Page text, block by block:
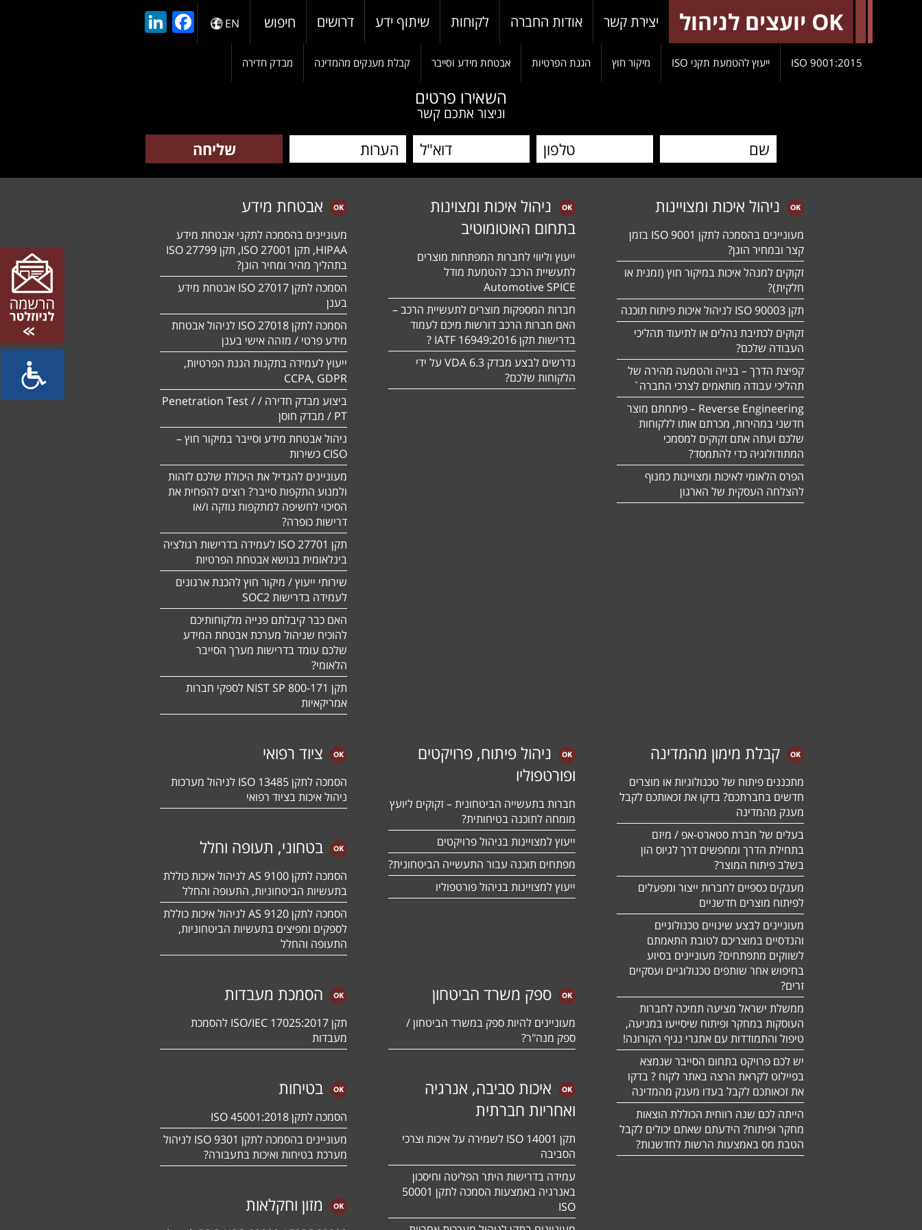
OK יועצים לניהול יצירת קשר אודות החברה לקוחות שיתוף ידע דרושים חיפוש EN
Facebook
9001:2015 ISO ייעוץ להטמעת תקני ISO מיקור חוץ הגנת הפרטיות אבטחת מידע וסייבר קבלת מענקים מהמדינה מבדק חדירה
השאירו פרטים
וניצור אתכם קשר
ניהול איכות ומצויינות
מעוניינים בהסמכה לתקן ISO 9001 בזמן
קצר ובמחיר הוגן?
זקוקים למנהל איכות במיקור חוץ (זמנית או
חלקית)?
תקן ISO 90003 לניהול איכות פיתוח תוכנה
זקוקים לכתיבת נהלים או לתיעוד תהליכי
העבודה שלכם?
קפיצת הדרך – בנייה והטמעה מהירה של
תהליכי עבודה מותאמים לצרכי החברה`
Reverse Engineering – פיתחתם מוצר
חדשני במהירות, מכרתם אותו ללקוחות
שלכם ועתה אתם זקוקים למסמכי
המתודולוגיה כדי להתמסד?
הפרס הלאומי לאיכות ומצויינות כמנוף
להצלחה העסקית של הארגון
ניהול איכות ומצוינות
בתחום האוטומוטיב
ייעוץ וליווי לחברות המפתחות מוצרים
לתעשיית הרכב להטמעת מודל
Automotive SPICE
חברות המספקות מוצרים לתעשיית הרכב –
האם חברות הרכב דורשות מיכם לעמוד
בדרישות תקן 16949:2016 IATF ?
נדרשים לבצע מבדק VDA 6.3 על ידי
הלקוחות שלכם?
אבטחת מידע
מעוניינים בהסמכה לתקני אבטחת מידע
בתהליך מהיר ומחיר הוגן?
הסמכה לתקן 27017 ISO אבטחת מידע
בענן
הסמכה לתקן ISO 27018 לניהול אבטחת
מידע פרטי / מזהה אישי בענן
ייעוץ לעמידה בתקנות הגנת הפרטיות,
CCPA, GDPR
ביצוע מבדק חדירה / Penetration Test /
PT / מבדק חוסן
ניהול אבטחת מידע וסייבר במיקור חוץ –
CISO כשירות
מעוניינים להגדיל את היכולת שלכם לזהות
ולמנוע התקפות סייבר? רוצים להפחית את
הסיכוי לחשיפה למתקפות נוזקה ו/או
דרישות כופרה?
תקן 27701 ISO לעמידה בדרישות רגולציה
בינלאומית בנושא אבטחת הפרטיות
שירותי ייעוץ / מיקור חוץ להכנת ארגונים
לעמידה בדרישות SOC2
האם כבר קיבלתם פנייה מלקוחותיכם
להוכיח שניהול מערכת אבטחת המידע
שלכם עומד בדרישות מערך הסייבר
הלאומי?
תקן NIST SP 800-171 לספקי חברות
אמריקאיות
קבלת מימון מהמדינה
מתכננים פיתוח של טכנולוגיות או מוצרים
חדשים בחברתכם? בדקו את זכאותכם לקבל
מענק מהמדינה
בעלים של חברת סטארט-אפ / מיזם
בתחילת הדרך ומחפשים דרך לגיוס הון
בשלב פיתוח המוצר?
מענקים כספיים לחברות ייצור ומפעלים
לפיתוח מוצרים חדשניים
מעוניינים לבצע שינויים טכנולוגיים
והנדסיים במוצריכם לטובת התאמתם
לשווקים מתפתחים? מעוניינים בסיוע
בחיפוש אחר שותפים טכנולוגיים ועסקיים
זרים?
ממשלת ישראל מציעה תמיכה לחברות
העוסקות במחקר ופיתוח שיסייעו במניעה,
טיפול והתמודדות עם אתגרי נגיף הקורונה!
יש לכם פרויקט בתחום הסייבר שנמצא
בפיילוט לקראת הרצה באתר לקוח ? בדקו
את זכאותכם לקבל בעדו מענק מהמדינה
הייתה לכם שנה רווחית הכוללת הוצאות
מחקר ופיתוח? הידעתם שאתם יכולים לקבל
הטבת מס באמצעות הרשות לחדשנות?
ניהול פיתוח, פרויקטים
ופורטפוליו
חברות בתעשייה הביטחונית – זקוקים ליועץ
מומחה לתוכנה בטיחותית?
ייעוץ למצויינות בניהול פרויקטים
מפתחים תוכנה עבור התעשייה הביטחונית?
ייעוץ למצויינות בניהול פורטפוליו
ציוד רפואי
הסמכה לתקן 13485 ISO לניהול מערכות
ניהול איכות בציוד רפואי
בטחוני, תעופה וחלל
הסמכה לתקן 9100 AS לניהול איכות כוללת
בתעשיות הביטחוניות, התעופה והחלל
הסמכה לתקן 9120 AS לניהול איכות כוללת
לספקים ומפיצים בתעשיות הביטחוניות,
התעופה והחלל
ספק משרד הביטחון
מעוניינים להיות ספק במשרד הביטחון /
ספק מנה"ר?
הסמכת מעבדות
תקן ISO/IEC 17025:2017 להסמכת
מעבדות
איכות סביבה, אנרגיה
ואחריות חברתית
תקן ISO 14001 לשמירה על איכות וצרכי
הסביבה
עמידה בדרישות היתר הפליטה וחיסכון
באנרגיה באמצעות הסמכה לתקן 50001
ISO
בטיחות
הסמכה לתקן ISO 45001:2018
מעוניינים בהסמכה לתקן ISO 9301 לניהול
מערכת בטיחות ואיכות בתעבורה?
מזון וחקלאות